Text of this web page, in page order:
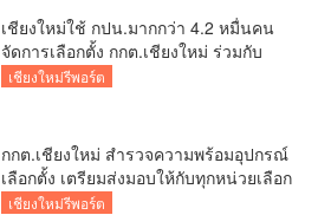
เชียงใหม่ใช้ กปน.มากกว่า 4.2 หมื่นคน
จัดการเลือกตั้ง กกต.เชียงใหม่ ร่วมกับ
นายอำเภอหางดง ตรวจความเรียบร้อย
เชียงใหม่รีพอร์ต
กกต.เชียงใหม่ สำรวจความพร้อมอุปกรณ์
เลือกตั้ง เตรียมส่งมอบให้กับทุกหน่วยเลือก
ตั้งในวันพรุ่งนี้
เชียงใหม่รีพอร์ต